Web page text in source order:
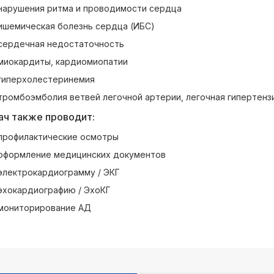
ритма и проводимости сердца
болезнь сердца (ИБС)
недостаточность
кардиомиопатии
ветвей легочной артерии, легочная
также проводит:
осмотры
медицинских документов
/ ЭКГ
/ ЭхоКГ
АД